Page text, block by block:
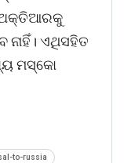
ଅକ୍ତିଆରକୁ
ନାହିଁ। ଏଥିସହିତ
ମସ୍କୋ
to-russia